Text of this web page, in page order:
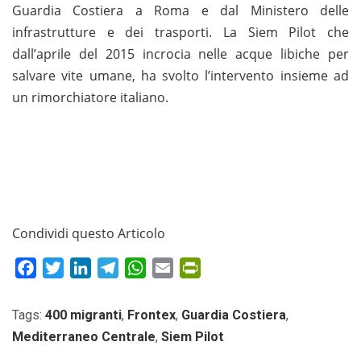
Guardia Costiera a Roma e dal Ministero delle
infrastrutture e dei trasporti. La Siem Pilot che
dall’aprile del 2015 incrocia nelle acque libiche per
salvare vite umane, ha svolto l’intervento insieme ad
un rimorchiatore italiano.
Condividi questo Articolo
FacebookTwitterLinkedInTelegramWhatsApp
Email
Tags: 400 migranti, Frontex, Guardia Costiera,
Mediterraneo Centrale, Siem Pilot